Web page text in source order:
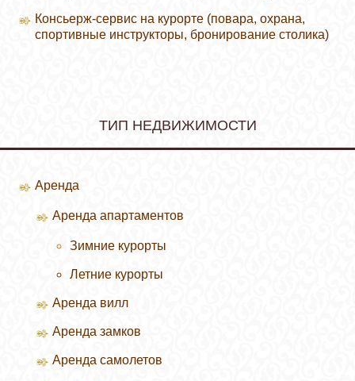
Консьерж-сервис на курорте (повара, охрана,
спортивные инструкторы, бронирование столика)
ТИП НЕДВИЖИМОСТИ
Аренда
Аренда апартаментов
Зимние курорты
Летние курорты
Аренда вилл
Аренда замков
Аренда самолетов